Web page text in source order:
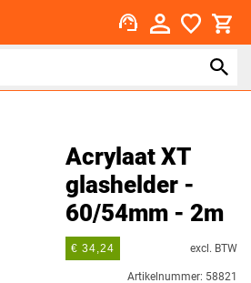
support_agent
Acrylaat XT
glashelder -
60/54mm - 2m
€ 34,24 excl. BTW
Artikelnummer: 58821